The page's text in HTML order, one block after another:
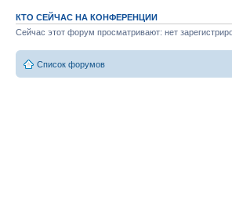
КТО СЕЙЧАС НА КОНФЕРЕНЦИИ
Сейчас этот форум просматривают: нет
Список форумов